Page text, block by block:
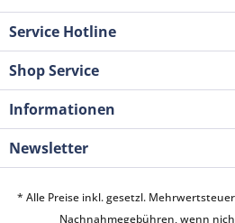
Service Hotline
Shop Service
Informationen
Newsletter
* Alle Preise inkl. gesetzl.
Nachnahmegebühren, wenn